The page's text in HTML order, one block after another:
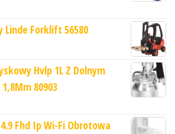
Linde Forklift 56580
Hvlp 1L Z Dolnym
80903
Fhd Ip Wi-Fi Obrotowa